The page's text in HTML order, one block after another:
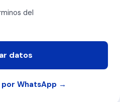
del
WhatsApp →